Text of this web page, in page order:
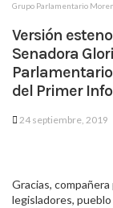
Grupo Parlamentario
Versión
Senadora
del Primer
24 septiembre, 2019
Gracias,
legisladores,